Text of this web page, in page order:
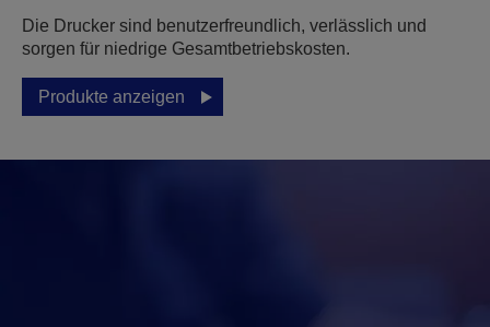
Die Drucker sind benutzerfreundlich, verlässlich und
sorgen für niedrige Gesamtbetriebskosten.
Produkte anzeigen